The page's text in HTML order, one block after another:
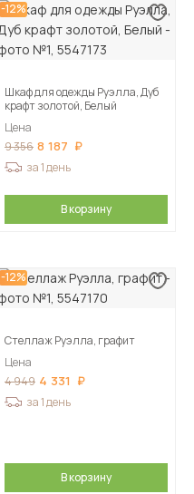
-12%
Шкаф для одежды Руэлла, Дуб
крафт золотой, Белый
Цена
9 356 8 187
за 1 день
В корзину
-12%
Стеллаж Руэлла, графит
Цена
4 949 4 331
за 1 день
В корзину